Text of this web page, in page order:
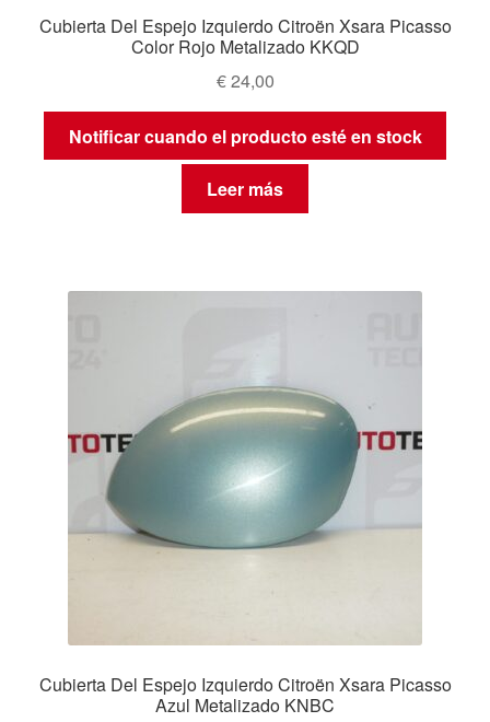
Cubierta Del Espejo Izquierdo Citroën Xsara Picasso
Color Rojo Metalizado KKQD
€24,00
Notificar cuando el producto esté en stock
Leer más
Cubierta Del Espejo Izquierdo Citroën Xsara Picasso
Azul Metalizado KNBC